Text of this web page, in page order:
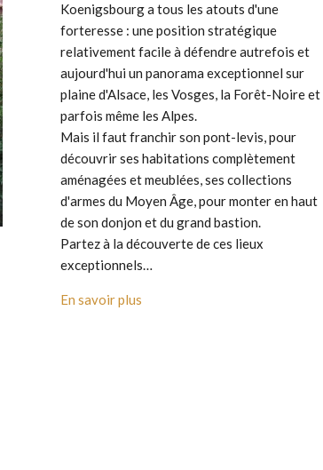
Koenigsbourg a tous les atouts d'une
forteresse : une position stratégique
relativement facile à défendre autrefois et
aujourd'hui un panorama exceptionnel sur
plaine d'Alsace, les Vosges, la Forêt-Noire et
parfois même les Alpes.
Mais il faut franchir son pont-levis, pour
découvrir ses habitations complètement
aménagées et meublées, ses collections
d'armes du Moyen Âge, pour monter en haut
de son donjon et du grand bastion.
Partez à la découverte de ces lieux
exceptionnels…
En savoir plus